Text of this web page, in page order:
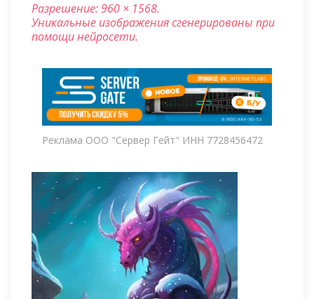
Разрешение: 960 × 1568.
Уникальные изображения сгенерированы при
помощи нейросети.
Реклама ООО "Сервер Гейт" ИНН 7728456472